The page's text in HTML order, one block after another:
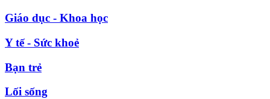
Giáo dục - Khoa học
Y tế - Sức khoẻ
Bạn trẻ
Lối sống